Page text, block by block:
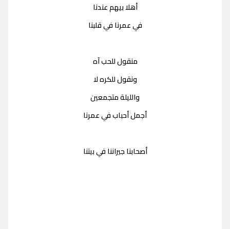
أهلا بيهم عندنا
في عمرنا في قلبنا
منقول للحب آه
ونقول للكره لا
والليلة متجمعين
أجمل أحباب في عمرنا
أصحابنا جيراننا في بيتنا